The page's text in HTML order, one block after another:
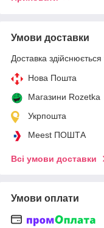
Умови доставки
Доставка здійснюється
Нова Пошта
Магазини Rozetka
Укрпошта
Meest ПОШТА
Всі умови доставки
Умови оплати